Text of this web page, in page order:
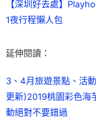
【深圳好去處】
1夜行程懶人包
延伸閱讀：
3、4月旅遊景點、活
更新)2019桃園彩色海
動絕對不要錯過